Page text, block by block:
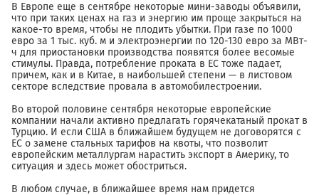
В Европе еще в сентябре некоторые мини-заводы объявили,
что при таких ценах на газ и энергию им проще закрыться на
какое-то время, чтобы не плодить убытки. При газе по 1000
евро за 1 тыс. куб. м и электроэнергии по 120-130 евро за МВт-
ч для приостановки производства появятся более весомые
стимулы. Правда, потребление проката в ЕС тоже падает,
причем, как и в Китае, в наибольшей степени — в листовом
секторе вследствие провала в автомобилестроении.
Во второй половине сентября некоторые европейские
компании начали активно предлагать горячекатаный прокат в
Турцию. И если США в ближайшем будущем не договорятся с
ЕС о замене стальных тарифов на квоты, что позволит
европейским металлургам нарастить экспорт в Америку, то
ситуация и здесь может обостриться.
В любом случае, в ближайшее время нам придется